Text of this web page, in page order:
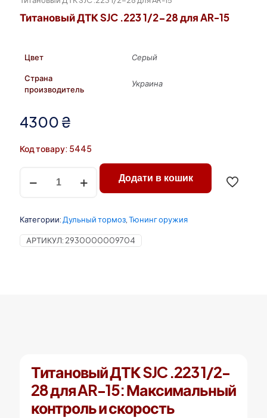
Титановый ДТК SJC .223 1/2-28 для AR-15
Цвет Серый
Страна
производитель
Украина
4300 ₴
Код товару: 5445
Количество
товара
Титановый
SJC
1/2-
Додати в кошик
Категории: Дульный тормоз Тюнинг оружия
АРТИКУЛ: 2930000009704
Титановый ДТК SJC .223 1/2-
28 для AR-15: Максимальный
контроль и скорость